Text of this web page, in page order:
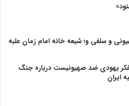
و سلفی و؛ شیعه خانه امام زمان علیه
یهودی ضد صهیونیست درباره جنگ
ایران